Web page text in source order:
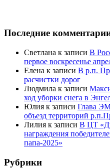
Последние
Светлана к записи В
первое воскресенье
Елена к записи В р.п.
расчистки дорог
Людмила к записи
ход уборки снега в
Юлия к записи Глава
объезд территорий
Лилия к записи В ЦТ
награждения
папа-2025»
Рубрики